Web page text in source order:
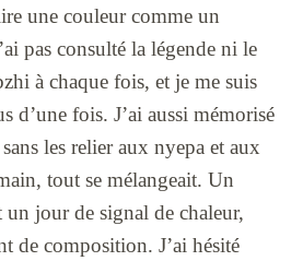
une couleur comme un
pas consulté la légende ni le
à chaque fois, et je me suis
d’une fois. J’ai aussi mémorisé
les relier aux nyepa et aux
tout se mélangeait. Un
un jour de signal de chaleur,
de composition. J’ai hésité